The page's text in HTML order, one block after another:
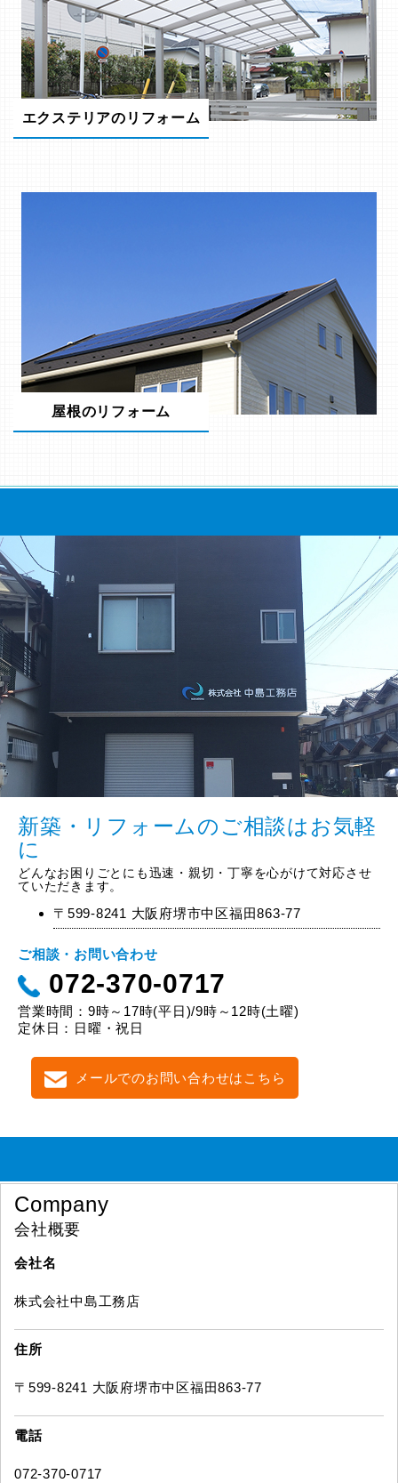
エクステリアのリフォーム
屋根のリフォーム
新築・リフォームのご相談はお気軽
に
どんなお困りごとにも迅速・親切・丁寧を心がけて対応させ
ていただきます。
〒599-8241 大阪府堺市中区福田863-77
ご相談・お問い合わせ
072-370-0717
営業時間：9時～17時(平日)/9時～12時(土曜)
定休日：日曜・祝日
メールでのお問い合わせはこちら
Company
会社概要
会社名
株式会社中島工務店
住所
〒599-8241 大阪府堺市中区福田863-77
電話
072-370-0717